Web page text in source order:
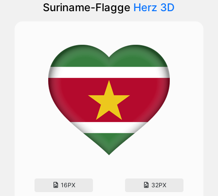
Suriname-Flagge Herz 3D
16PX 32PX